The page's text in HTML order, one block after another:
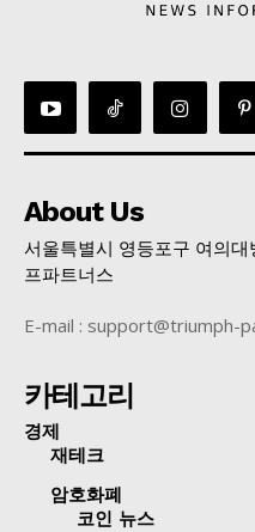
About Us
서울특별시 영등포구 여의
프파트너스
E-mail : support@triumph-
카테고리
경제
재테크
암호화폐
코인 뉴스